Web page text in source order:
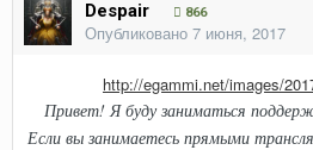
Despair 866
Опубликовано 7 июня, 2017
http://egammi.net/images/
Привет! Я буду заниматься
Если вы занимаетесь прямыми